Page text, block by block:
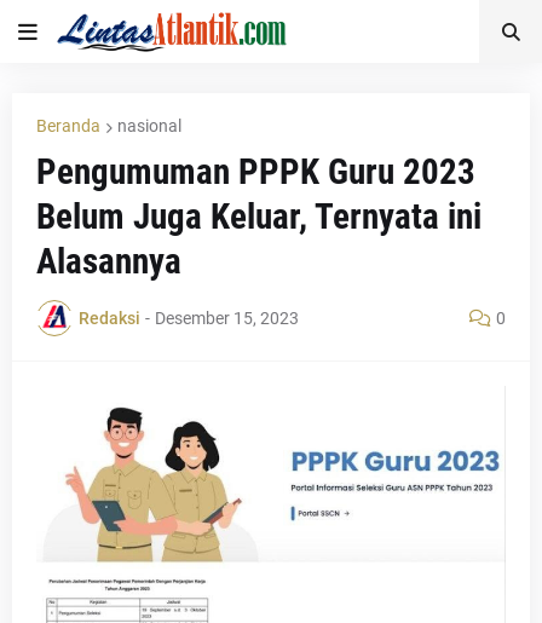
Beranda nasional
Pengumuman PPPK Guru 2023
Belum Juga Keluar, Ternyata ini
Alasannya
Redaksi - Desember 15, 2023 0